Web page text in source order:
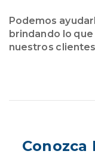
Podemos
brindando lo
nuestros
Conozca